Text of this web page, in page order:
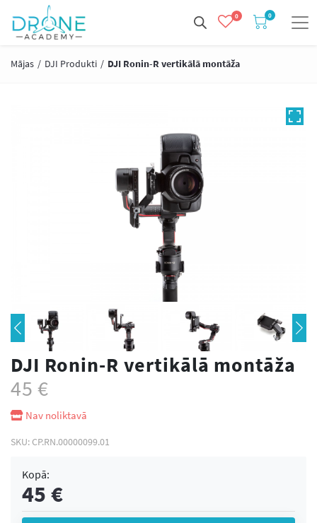
0 0
Mājas / DJI Produkti / DJI Ronin-R vertikālā montāža
DJI Ronin-R vertikālā montāža
45 €
Nav noliktavā
SKU: CP.RN.00000099.01
Kopā:
45 €